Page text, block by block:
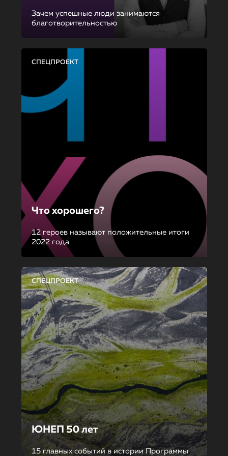
Зачем успешные люди занимаются
благотворительностью
СПЕЦПРОЕКТ
Что хорошего?
12 героев называют положительные итоги
2022 года
СПЕЦПРОЕКТ
ЮНЕП 50 лет
15 главных событий в истории Программы